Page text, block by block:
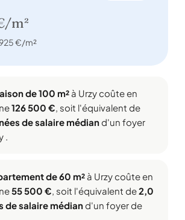
m²
€/m²
de 100 m² à Urzy coûte en
126 500 €, soit l'équivalent de
de salaire médiand'un foyer
.
de 60 m² à Urzy coûte en
55 500 €, soit l'équivalent de2,0
de salaire médiand'un foyer de